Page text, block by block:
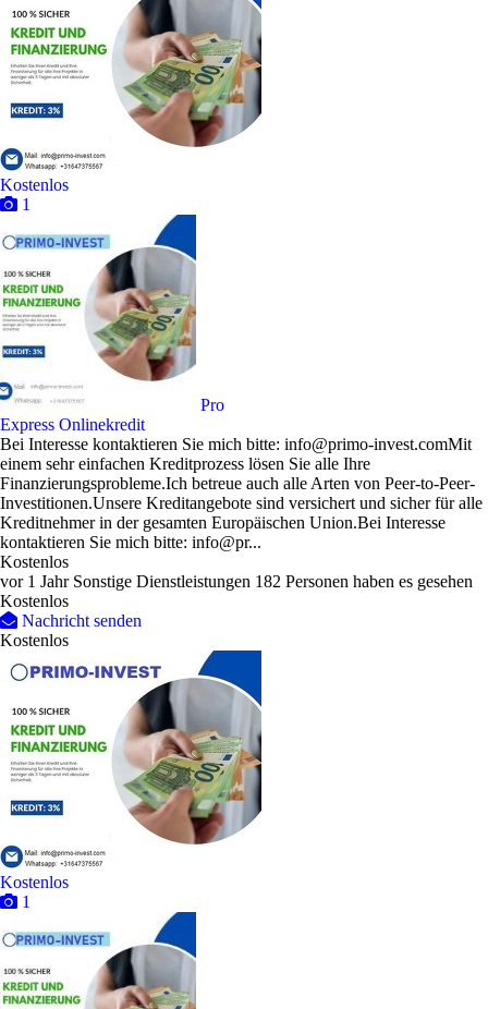
Kostenlos
1
Pro
Express Onlinekredit
Bei Interesse kontaktieren Sie mich bitte: info@primo-invest.comMit
einem sehr einfachen Kreditprozess lösen Sie alle Ihre
Finanzierungsprobleme.Ich betreue auch alle Arten von Peer-to-Peer-
Investitionen.Unsere Kreditangebote sind versichert und sicher für alle
Kreditnehmer in der gesamten Europäischen Union.Bei Interesse
kontaktieren Sie mich bitte: info@pr...
Kostenlos
vor 1 Jahr Sonstige Dienstleistungen 182 Personen haben es gesehen
Kostenlos
Nachricht senden
Kostenlos
Kostenlos
1